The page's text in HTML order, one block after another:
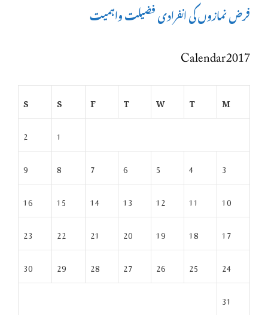
فرض نمازوں کی انفرادی فضیلت واہمیت
Calendar 2017
M
T
W
T
F
S
S
1
2
3
4
5
6
7
8
9
10
11
12
13
14
15
16
17
18
19
20
21
22
23
24
25
26
27
28
29
30
31